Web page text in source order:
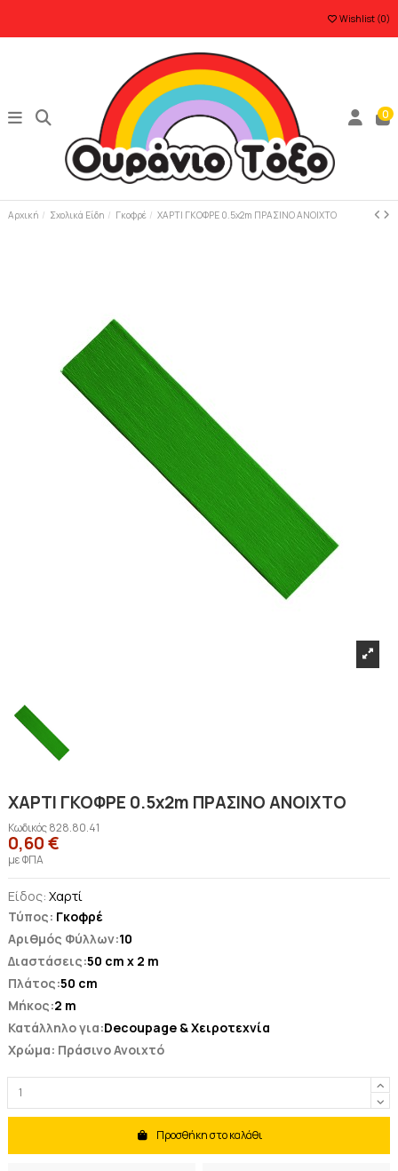
Wishlist (0)
0
Αρχική Σχολικά Είδη Γκοφρέ ΧΑΡΤΙ ΓΚΟΦΡΕ 0.5x2m ΠΡΑΣΙΝΟ ΑΝΟΙΧΤΟ
ΧΑΡΤΙ ΓΚΟΦΡΕ 0.5x2m ΠΡΑΣΙΝΟ ΑΝΟΙΧΤΟ
Κωδικός828.80.41
0,60 €
με ΦΠΑ
Είδος: Χαρτί
Τύπος: Γκοφρέ
Αριθμός Φύλλων:10
Διαστάσεις:50 cm x 2 m
Πλάτος:50 cm
Μήκος:2 m
Κατάλληλο για:Decoupage & Χειροτεχνία
Χρώμα: Πράσινο Ανοιχτό
Προσθήκη στο καλάθι